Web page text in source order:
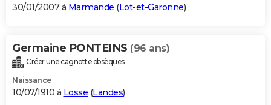
30/01/2007 à Marmande (Lot-et-Garonne)
Germaine PONTEINS (96 ans)
Créer une cagnotte obsèques
Naissance
10/07/1910 à Losse (Landes)